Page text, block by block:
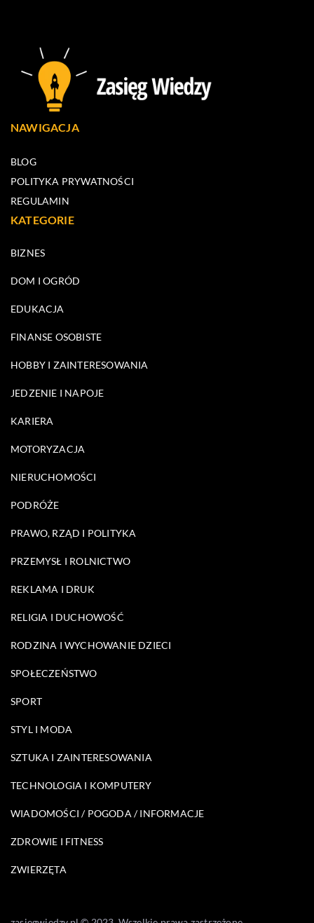
NAWIGACJA
BLOG
POLITYKA PRYWATNOŚCI
REGULAMIN
KATEGORIE
BIZNES
DOM I OGRÓD
EDUKACJA
FINANSE OSOBISTE
HOBBY I ZAINTERESOWANIA
JEDZENIE I NAPOJE
KARIERA
MOTORYZACJA
NIERUCHOMOŚCI
PODRÓŻE
PRAWO, RZĄD I POLITYKA
PRZEMYSŁ I ROLNICTWO
REKLAMA I DRUK
RELIGIA I DUCHOWOŚĆ
RODZINA I WYCHOWANIE DZIECI
SPOŁECZEŃSTWO
SPORT
STYL I MODA
SZTUKA I ZAINTERESOWANIA
TECHNOLOGIA I KOMPUTERY
WIADOMOŚCI / POGODA / INFORMACJE
ZDROWIE I FITNESS
ZWIERZĘTA